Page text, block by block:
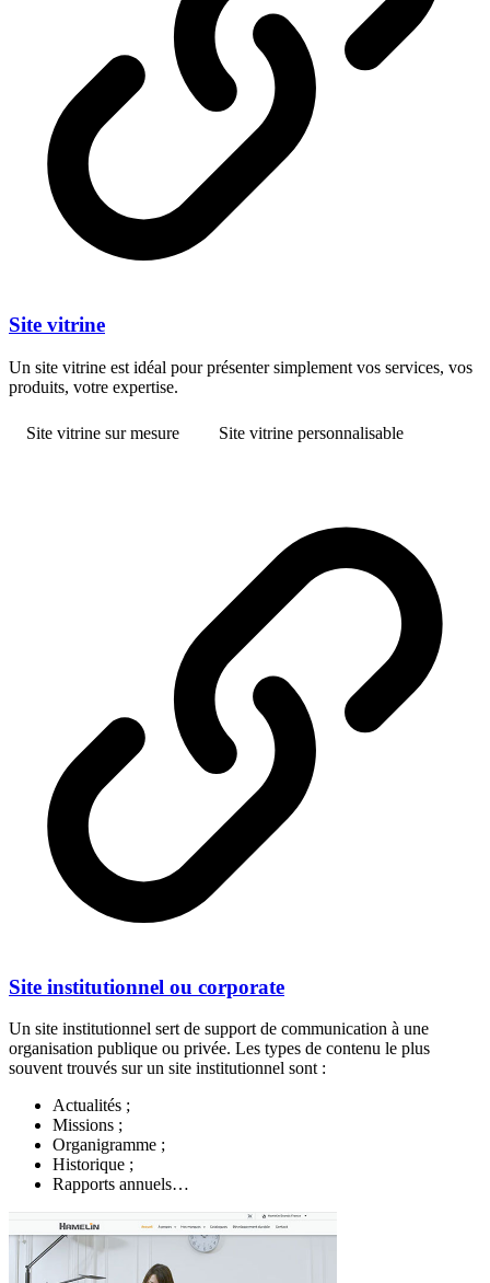
Site vitrine
Un site vitrine est idéal pour présenter simplement vos services, vos
produits, votre expertise.
Site vitrine sur mesure Site vitrine personnalisable
Site institutionnel ou corporate
Un site institutionnel sert de support de communication à une
organisation publique ou privée. Les types de contenu le plus
souvent trouvés sur un site institutionnel sont :
Actualités ;
Missions ;
Organigramme ;
Historique ;
Rapports annuels…